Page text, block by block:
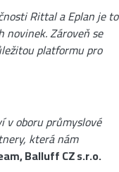
Rittal a Eplan je to
Zároveň se
platformu pro
v oboru průmyslové
která nám
Balluff CZ s.r.o.